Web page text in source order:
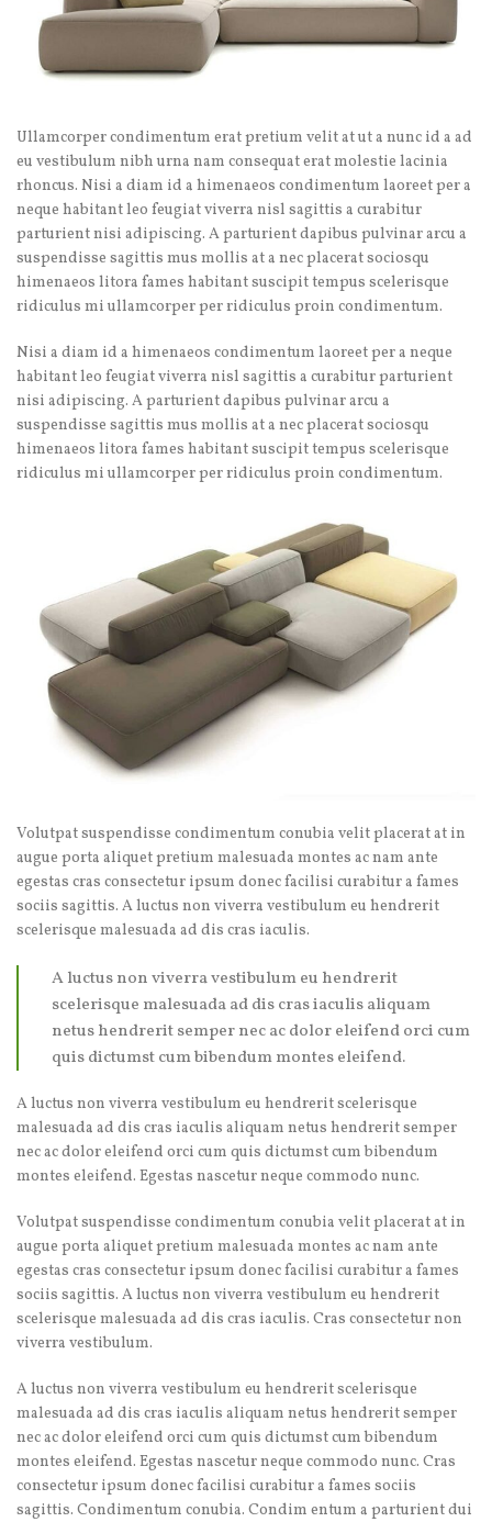
Ullamcorper condimentum erat pretium velit at ut a nunc id a ad
eu vestibulum nibh urna nam consequat erat molestie lacinia
rhoncus. Nisi a diam id a himenaeos condimentum laoreet per a
neque habitant leo feugiat viverra nisl sagittis a curabitur
parturient nisi adipiscing. A parturient dapibus pulvinar arcu a
suspendisse sagittis mus mollis at a nec placerat sociosqu
himenaeos litora fames habitant suscipit tempus scelerisque
ridiculus mi ullamcorper per ridiculus proin condimentum.
Nisi a diam id a himenaeos condimentum laoreet per a neque
habitant leo feugiat viverra nisl sagittis a curabitur parturient
nisi adipiscing. A parturient dapibus pulvinar arcu a
suspendisse sagittis mus mollis at a nec placerat sociosqu
himenaeos litora fames habitant suscipit tempus scelerisque
ridiculus mi ullamcorper per ridiculus proin condimentum.
Volutpat suspendisse condimentum conubia velit placerat at in
augue porta aliquet pretium malesuada montes ac nam ante
egestas cras consectetur ipsum donec facilisi curabitur a fames
sociis sagittis. A luctus non viverra vestibulum eu hendrerit
scelerisque malesuada ad dis cras iaculis.
A luctus non viverra vestibulum eu hendrerit
scelerisque malesuada ad dis cras iaculis aliquam
netus hendrerit semper nec ac dolor eleifend orci cum
quis dictumst cum bibendum montes eleifend.
A luctus non viverra vestibulum eu hendrerit scelerisque
malesuada ad dis cras iaculis aliquam netus hendrerit semper
nec ac dolor eleifend orci cum quis dictumst cum bibendum
montes eleifend. Egestas nascetur neque commodo nunc.
Volutpat suspendisse condimentum conubia velit placerat at in
augue porta aliquet pretium malesuada montes ac nam ante
egestas cras consectetur ipsum donec facilisi curabitur a fames
sociis sagittis. A luctus non viverra vestibulum eu hendrerit
scelerisque malesuada ad dis cras iaculis. Cras consectetur non
viverra vestibulum.
A luctus non viverra vestibulum eu hendrerit scelerisque
malesuada ad dis cras iaculis aliquam netus hendrerit semper
nec ac dolor eleifend orci cum quis dictumst cum bibendum
montes eleifend. Egestas nascetur neque commodo nunc. Cras
consectetur ipsum donec facilisi curabitur a fames sociis
sagittis. Condimentum conubia. Condim entum a parturient dui